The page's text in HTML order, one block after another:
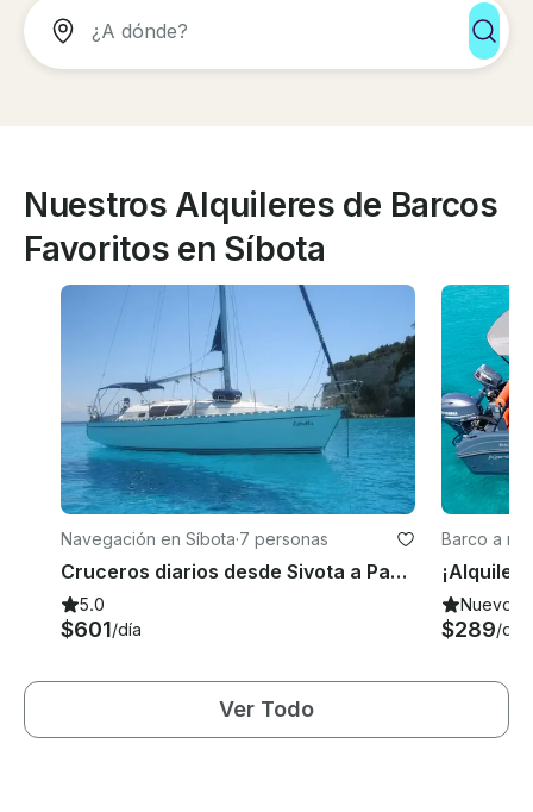
Nuestros Alquileres de Barcos
Favoritos en Síbota
Navegación en Síbota·7 personas
Cruceros diarios desde Sivota a Paxos Antipaxos
5.0
$601/día
Barco a
Nuevo
$289/día
Ver Todo